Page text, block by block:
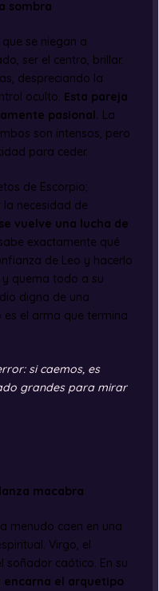
sombra
se niegan a
ser el centro, brillar.
despreciando la
oculto. Esta pareja
pasional. La
son intensos, pero
para ceder.
de Escorpio;
necesidad de
vuelve una lucha de
exactamente qué
de Leo y hacerlo
y quema todo a su
digna de una
el arma que termina
si caemos, es
grandes para mirar
macabra
menudo caen en una
Virgo, el
soñador caótico. En su
encarna el arquetipo